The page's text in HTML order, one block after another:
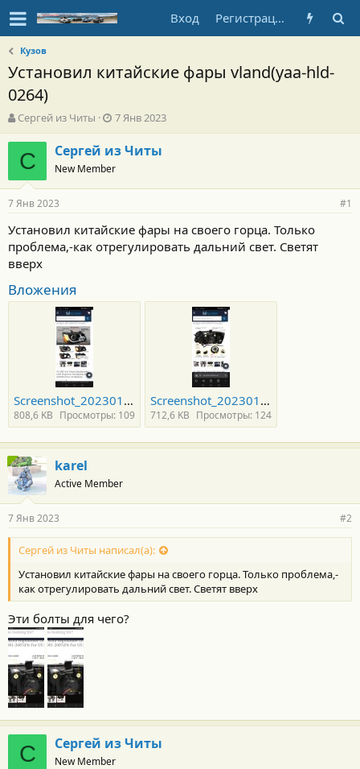
Вход Регистрация
Кузов
Установил китайские фары vland(yaa-hld-
0264)
А
в
т
о
т
е
м
ы
Сергей из Читы
Д
а
т
а
а
а
л
а
7 Янв 2023
С Сергей из Читы
New Member
7 Янв 2023 #1
Установил китайские фары на своего горца. Только
проблема,-как отрегулировать дальний свет. Светят
вверх
Вложения
Screenshot_20230107_221823_com.yandex.browser.jpg
808,6 KB Просмотры: 109
Screenshot_20230107_222234_com.yandex.browser.jpg
712,6 KB Просмотры: 124
karel
Active Member
7 Янв 2023 #2
Сергей из Читы написал(а):
Установил китайские фары на своего горца. Только проблема,-
как отрегулировать дальний свет. Светят вверх
Эти болты для чего?
С Сергей из Читы
New Member